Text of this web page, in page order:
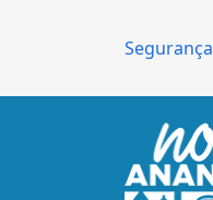
Segurança